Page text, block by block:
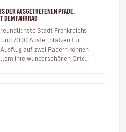
DER AUSGETRETENEN PFADE,
DEM FAHRRAD
Stadt Frankreichs
und 7.000 Abstellplätzen für
auf zwei Rädern können
ihre wunderschönen Orte